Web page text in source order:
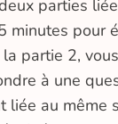
parties
minutes pour
partie 2,
à une
liée au même